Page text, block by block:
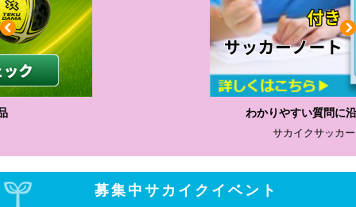
わかりやすい質問に沿って書ける
募集中サカイクイベント